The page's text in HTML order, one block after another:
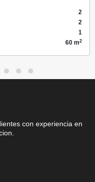
2
2
1
60 m2
con experiencia en